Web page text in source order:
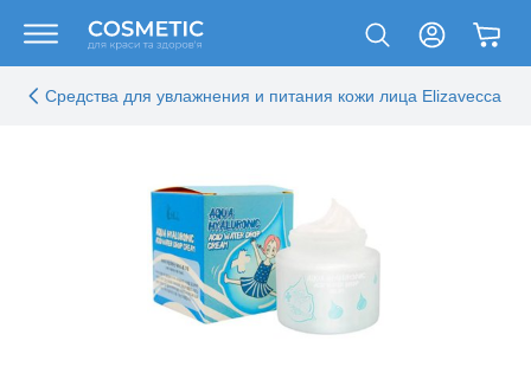
Средства для увлажнения и питания кожи лица Elizavecca